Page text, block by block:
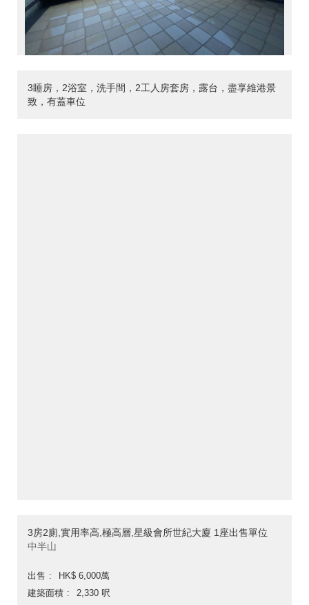
3睡房，2浴室，洗手間，2工人房套房，露台，盡享維港景
致，有蓋車位
3房2廁,實用率高,極高層,星級會所世紀大廈 1座出售單位
中半山
出售
HK$ 6,000萬
建築面積
2,330 呎